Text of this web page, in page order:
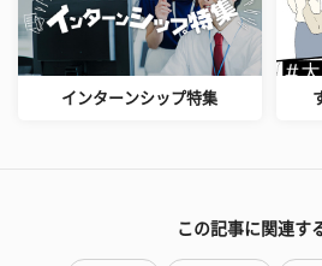
インターンシップ特集
この記事に関連す